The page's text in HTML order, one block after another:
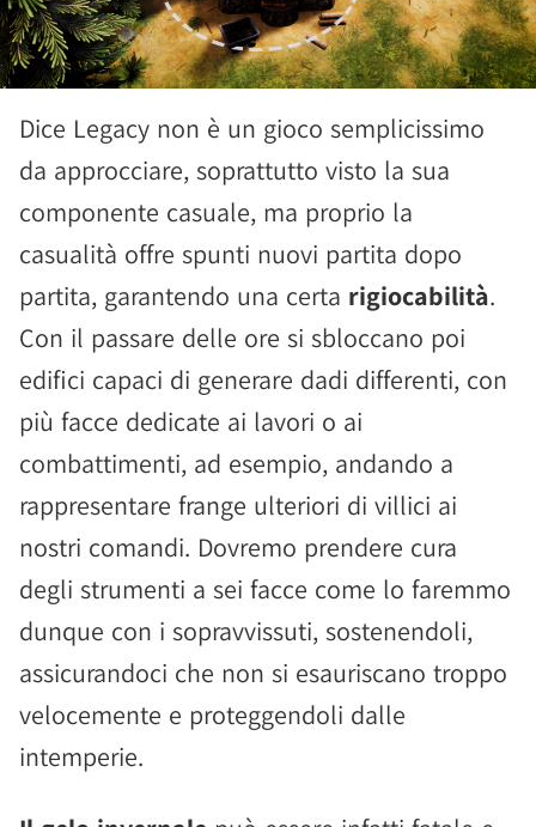
Dice Legacy non è un gioco semplicissimo
da approcciare, soprattutto visto la sua
componente casuale, ma proprio la
casualità offre spunti nuovi partita dopo
partita, garantendo una certa rigiocabilità.
Con il passare delle ore si sbloccano poi
edifici capaci di generare dadi differenti, con
più facce dedicate ai lavori o ai
combattimenti, ad esempio, andando a
rappresentare frange ulteriori di villici ai
nostri comandi. Dovremo prendere cura
degli strumenti a sei facce come lo faremmo
dunque con i sopravvissuti, sostenendoli,
assicurandoci che non si esauriscano troppo
velocemente e proteggendoli dalle
intemperie.